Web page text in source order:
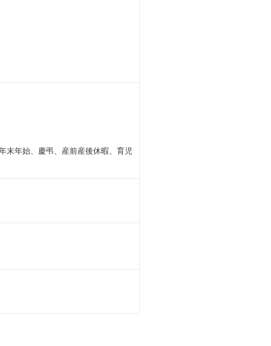
末年始、慶弔、産前産後休暇、育児